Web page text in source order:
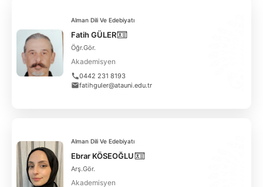
Alman Dili Ve Edebiyatı
Fatih GÜLER
Öğr.Gör.
Akademisyen
0442 231 8193
fatihguler@atauni.edu.tr
Alman Dili Ve Edebiyatı
Ebrar KÖSEOĞLU
Arş.Gör.
Akademisyen